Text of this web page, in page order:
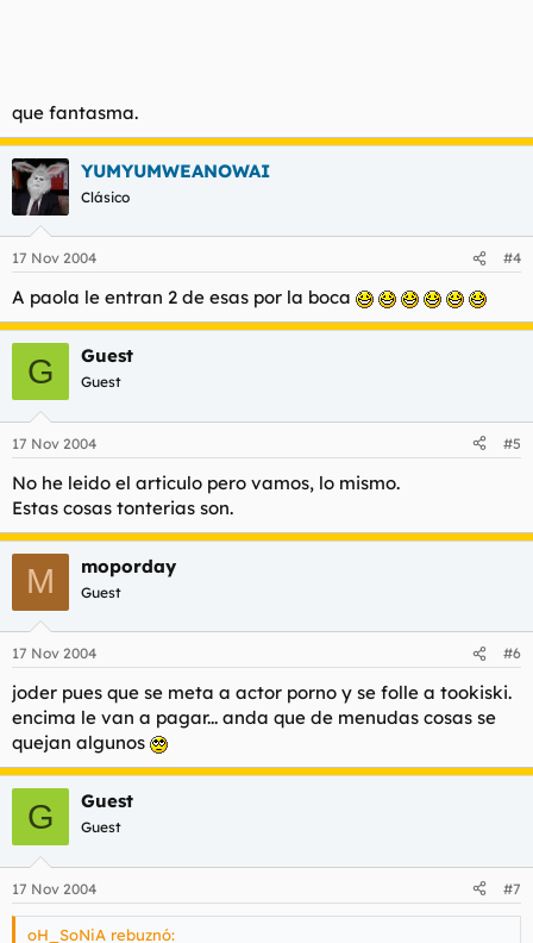
que fantasma.
YUMYUMWEANOWAI
Clásico
17 Nov 2004 #4
A paola le entran 2 de esas por la boca
G Guest
Guest
17 Nov 2004 #5
No he leido el articulo pero vamos, lo mismo.
Estas cosas tonterias son.
M moporday
Guest
17 Nov 2004 #6
joder pues que se meta a actor porno y se folle a tookiski.
encima le van a pagar... anda que de menudas cosas se
quejan algunos
G Guest
Guest
17 Nov 2004 #7
oH_SoNiA rebuznó: